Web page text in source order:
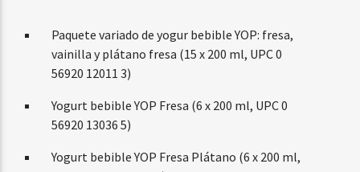
Paquete variado de yogur bebible YOP: fresa,
vainilla y plátano fresa (15 x 200 ml, UPC 0
56920 12011 3)
Yogurt bebible YOP Fresa (6 x 200 ml, UPC 0
56920 13036 5)
Yogurt bebible YOP Fresa Plátano (6 x 200 ml,